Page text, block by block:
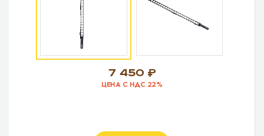
7 450
ЦЕНА С НДС 22%